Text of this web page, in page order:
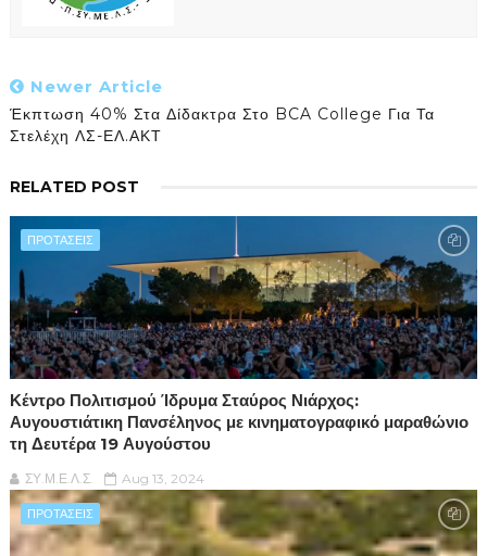
Newer Article
Έκπτωση 40% Στα Δίδακτρα Στο BCA College Για Τα
Στελέχη ΛΣ-ΕΛ.ΑΚΤ
RELATED POST
ΠΡΟΤΑΣΕΙΣ
Κέντρο Πολιτισμού Ίδρυμα Σταύρος Νιάρχος:
Αυγουστιάτικη Πανσέληνος με κινηματογραφικό μαραθώνιο
τη Δευτέρα 19 Αυγούστου
ΣΥ.Μ.Ε.Λ.Σ. Aug 13, 2024
ΠΡΟΤΑΣΕΙΣ